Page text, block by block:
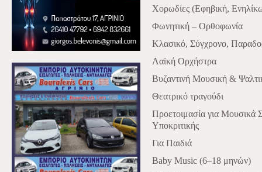
Χορωδίες (Εφηβική,
Φωνητική – Ορθοφωνία
Κλασικό, Σύγχρονο,
Λαϊκή Ορχήστρα
Βυζαντινή Μουσική &
Θεατρικό τραγούδι
Προετοιμασία για Μουσικά
Υποκριτικής
Για Παιδιά
Baby Music (6–18 μηνών)